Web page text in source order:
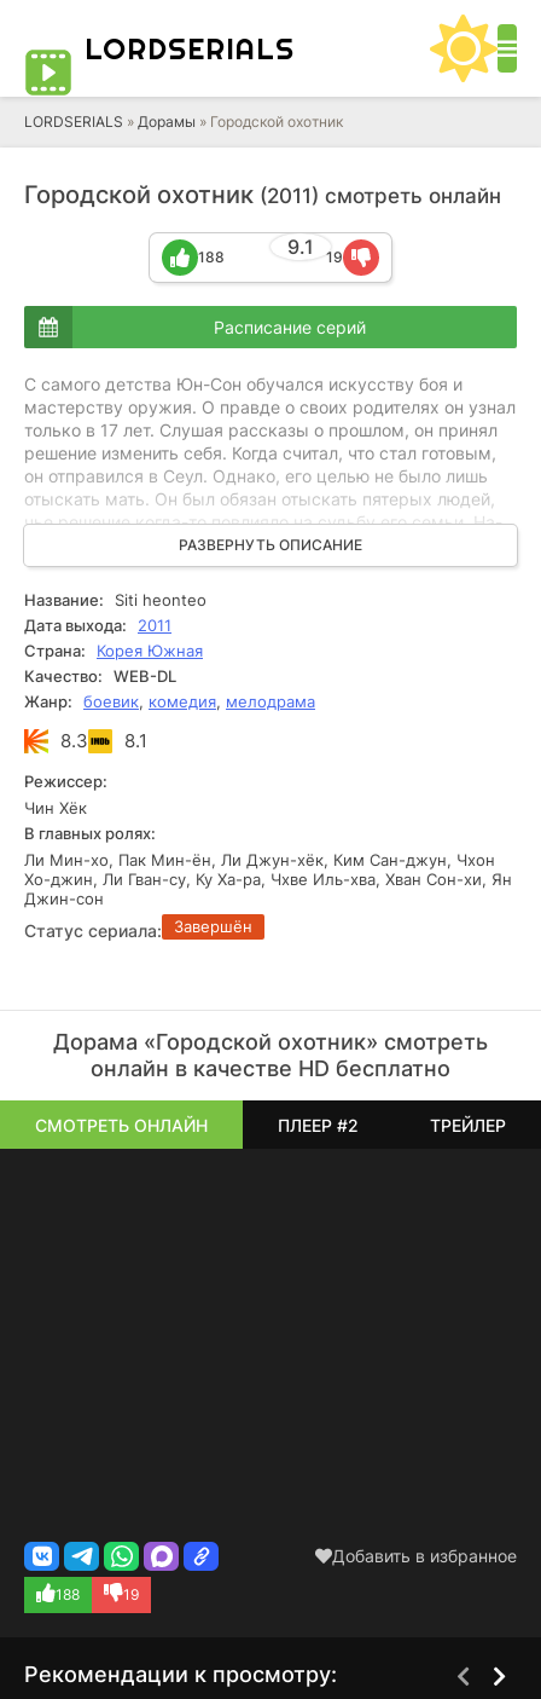
LORDSERIALS
LORDSERIALS » Дорамы » Городской охотник
Городской охотник (2011) смотреть онлайн
9.1
188 19
Расписание серий
С самого детства Юн-Сон обучался искусству боя и
мастерству оружия. О правде о своих родителях он узнал
только в 17 лет. Слушая рассказы о прошлом, он принял
решение изменить себя. Когда считал, что стал готовым,
он отправился в Сеул. Однако, его целью не было лишь
отыскать мать. Он был обязан отыскать пятерых людей,
чье решение когда-то повлияло на судьбу его семьи. На-
На Ким должна была зарабатывать деньги не только для
себя, но и для обеспечения отца, который уже десять лет
находился в коме. Попав в Чхонвадэ, она ощутила
радость от полученного места. Но кто мог предположить,
что именно там она встретит сердцееда, с которым
совсем недавно пересеклась на одной из подработок.
РАЗВЕРНУТЬ ОПИСАНИЕ
Название:
Siti heonteo
Дата выхода:
2011
Страна:
Корея Южная
Качество:
WEB-DL
Жанр:
боевик, комедия, мелодрама
8.3 8.1
Режиссер:
Чин Хёк
В главных ролях:
Ли Мин-хо, Пак Мин-ён, Ли Джун-хёк, Ким Сан-джун, Чхон
Хо-джин, Ли Гван-су, Ку Ха-ра, Чхве Иль-хва, Хван Сон-хи, Ян
Джин-сон
Статус сериала: Завершён
Дорама «Городской охотник» смотреть
онлайн в качестве HD бесплатно
СМОТРЕТЬ ОНЛАЙН ПЛЕЕР #2 ТРЕЙЛЕР
Добавить в избранное
188 19
Рекомендации к просмотру: